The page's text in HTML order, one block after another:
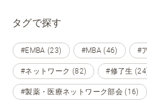
タグで探す
#EMBA (23) #MBA (46) #
#ネットワーク (82) #修了生
#製薬・医療ネットワーク部会 (16)